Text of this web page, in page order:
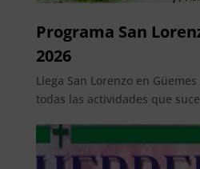
Programa San
2026
Llega San Lorenzo en
todas las actividades que